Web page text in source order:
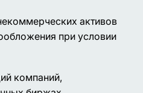
активов
при условии
компаний,